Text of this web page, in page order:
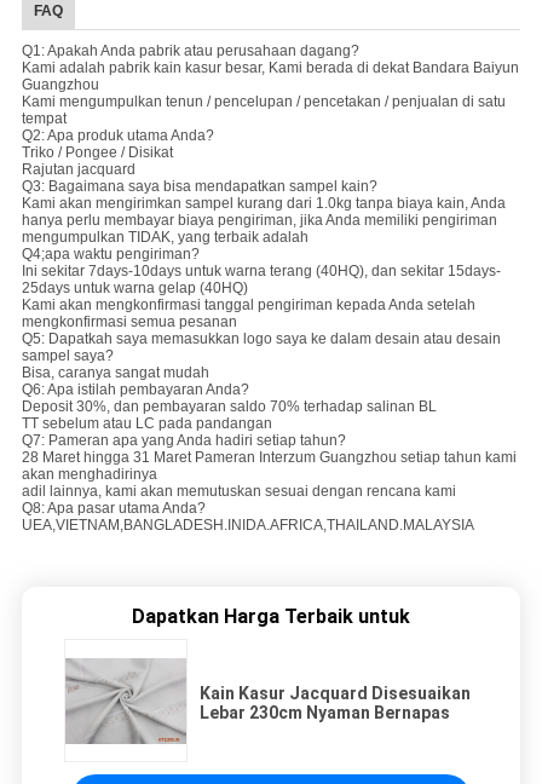
FAQ
Q1: Apakah Anda pabrik atau perusahaan dagang?
Kami adalah pabrik kain kasur besar, Kami berada di dekat Bandara Baiyun
Guangzhou
Kami mengumpulkan tenun / pencelupan / pencetakan / penjualan di satu
tempat
Q2: Apa produk utama Anda?
Triko / Pongee / Disikat
Rajutan jacquard
Q3: Bagaimana saya bisa mendapatkan sampel kain?
Kami akan mengirimkan sampel kurang dari 1.0kg tanpa biaya kain, Anda
hanya perlu membayar biaya pengiriman, jika Anda memiliki pengiriman
mengumpulkan TIDAK, yang terbaik adalah
Q4;apa waktu pengiriman?
Ini sekitar 7days-10days untuk warna terang (40HQ), dan sekitar 15days-
25days untuk warna gelap (40HQ)
Kami akan mengkonfirmasi tanggal pengiriman kepada Anda setelah
mengkonfirmasi semua pesanan
Q5: Dapatkah saya memasukkan logo saya ke dalam desain atau desain
sampel saya?
Bisa, caranya sangat mudah
Q6: Apa istilah pembayaran Anda?
Deposit 30%, dan pembayaran saldo 70% terhadap salinan BL
TT sebelum atau LC pada pandangan
Q7: Pameran apa yang Anda hadiri setiap tahun?
28 Maret hingga 31 Maret Pameran Interzum Guangzhou setiap tahun kami
akan menghadirinya
adil lainnya, kami akan memutuskan sesuai dengan rencana kami
Q8: Apa pasar utama Anda?
UEA,VIETNAM,BANGLADESH.INIDA.AFRICA,THAILAND.MALAYSIA
Dapatkan Harga Terbaik untuk
Kain Kasur Jacquard Disesuaikan
Lebar 230cm Nyaman Bernapas